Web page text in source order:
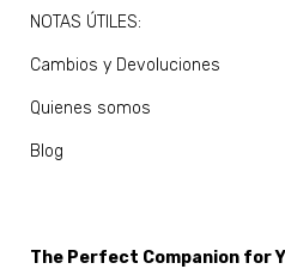
NOTAS ÚTILES:
Cambios y Devoluciones
Quienes somos
Blog
The Perfect Companion for